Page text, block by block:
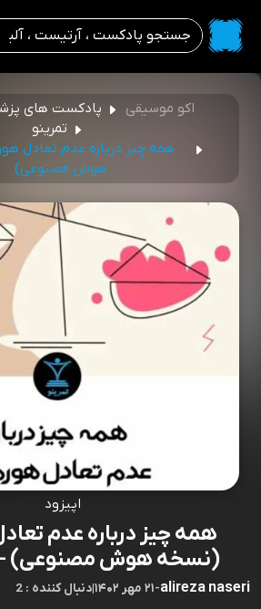
اکو موسیقی
پادکست های
تمرینو
همه چیز درباره عدم تعادل
هوش مصنوعی)
اپیزود
همه چیز درباره عدم
(نسخه هوش مصنوعی) -
alireza naseri
-۲۱ مهر ۱۴۰۲ |2 : دنبال کننده